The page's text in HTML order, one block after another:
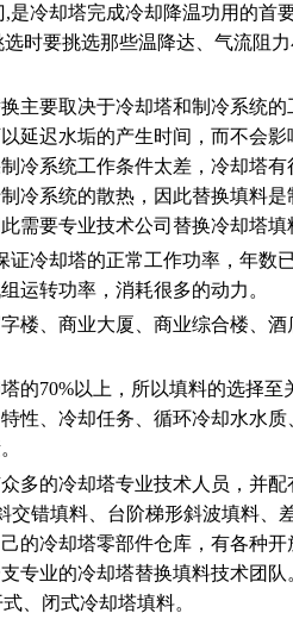
冷却塔完成冷却降温功用的首
时要挑选那些温降达、气流阻
要取决于冷却塔和制冷系统的
延迟水垢的产生时间，而不会影
冷系统工作条件太差，冷却塔
冷系统的散热，因此替换填料是
需要专业技术公司替换冷却塔填
冷却塔的正常工作功率，年数
运转功率，消耗很多的动力。
、商业大厦、商业综合楼、酒
70%以上，所以填料的选择至
性、冷却任务、循环冷却水水
的冷却塔专业技术人员，并配
错填料、台阶梯形斜波填料、
冷却塔零部件仓库，有各种开
专业的冷却塔替换填料技术团
、闭式冷却塔填料。